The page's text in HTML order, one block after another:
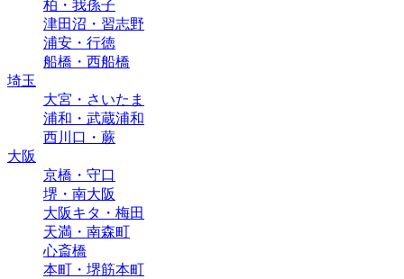
柏・我孫子
津田沼・習志野
浦安・行徳
船橋・西船橋
埼玉
大宮・さいたま
浦和・武蔵浦和
西川口・蕨
大阪
京橋・守口
堺・南大阪
大阪キタ・梅田
天満・南森町
心斎橋
本町・堺筋本町